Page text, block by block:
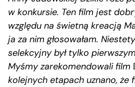
w konkursie. Ten film jest
względu na świetną kreacją
ja za nim głosowałam.
selekcyjny był tylko
Myśmy zarekomendowali film
kolejnych etapach uznano, że